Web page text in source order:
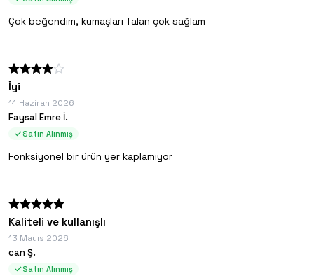
Çok beğendim, kumaşları falan çok sağlam
İyi
14 Haziran 2026
Faysal Emre İ.
Satın Alınmış
Fonksiyonel bir ürün yer kaplamıyor
Kaliteli ve kullanışlı
13 Mayıs 2026
can Ş.
Satın Alınmış